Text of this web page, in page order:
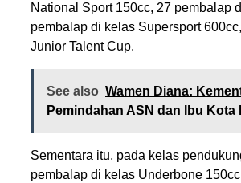
National Sport 150cc, 27 pembalap
pembalap di kelas Supersport
Junior Talent Cup.
See also Wamen Diana:
Pemindahan ASN dan Ibu Kota
Sementara itu, pada kelas
pembalap di kelas Underbone